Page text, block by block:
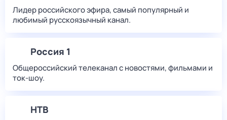
Лидер российского эфира, самый популярный и
любимый русскоязычный канал.
Россия 1
Общероссийский телеканал с новостями, фильмами и
ток-шоу.
НТВ